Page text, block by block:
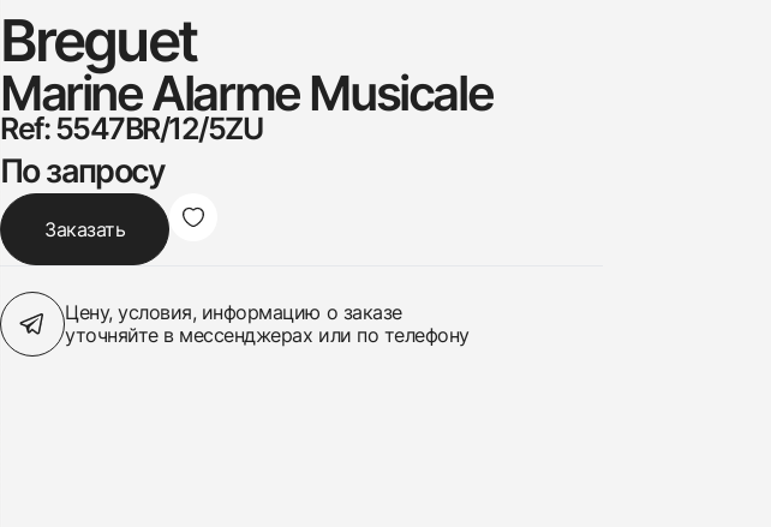
Breguet
Marine Alarme Musicale
Ref: 5547BR/12/5ZU
По запросу
Заказать
Цену, условия, информацию о заказе
уточняйте в мессенджерах или по телефону